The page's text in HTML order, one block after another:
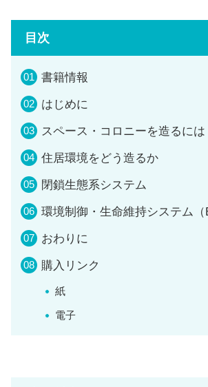
目次
書籍情報
はじめに
スペース・コロニーを造るには
住居環境をどう造るか
閉鎖生態系システム
環境制御・生命維持システム（
おわりに
購入リンク
紙
電子